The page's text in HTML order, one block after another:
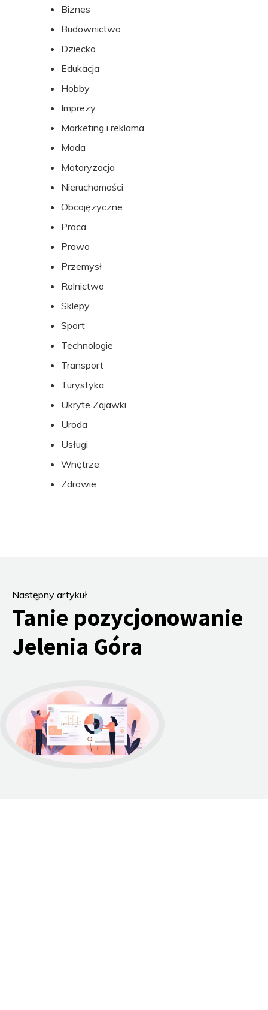
Biznes
Budownictwo
Dziecko
Edukacja
Hobby
Imprezy
Marketing i reklama
Moda
Motoryzacja
Nieruchomości
Obcojęzyczne
Praca
Prawo
Przemysł
Rolnictwo
Sklepy
Sport
Technologie
Transport
Turystyka
Ukryte Zajawki
Uroda
Usługi
Wnętrze
Zdrowie
Następny artykuł
Tanie pozycjonowanie
Jelenia Góra